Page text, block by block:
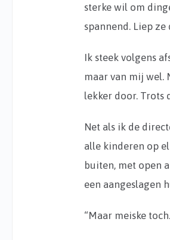
sterke wil om
spannend. Liep
Ik steek volgens
maar van mij wel.
lekker door. Trots
Net als ik de
alle kinderen op
buiten, met open
een aangeslagen
“Maar meiske